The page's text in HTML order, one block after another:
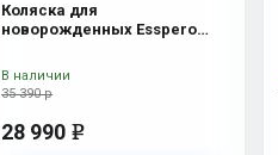
Коляска для
новорожденных Esspero
35 390 р
28 990 e
В наличии